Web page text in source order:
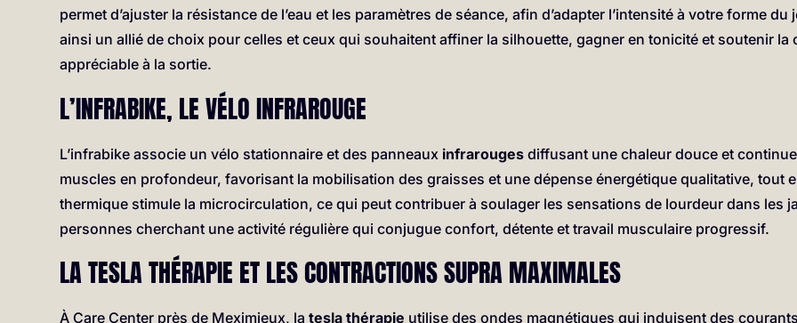
permet d’ajuster la résistance de l’eau et les paramètres de séance, afin d’adapter l’intensité à votre forme du
ainsi un allié de choix pour celles et ceux qui souhaitent affiner la silhouette, gagner en tonicité et soutenir
appréciable à la sortie.
L’INFRABIKE, LE VÉLO INFRAROUGE
L’infrabike associe un vélo stationnaire et des panneaux infrarouges diffusant une chaleur douce et
muscles en profondeur, favorisant la mobilisation des graisses et une dépense énergétique qualitative, tout
thermique stimule la microcirculation, ce qui peut contribuer à soulager les sensations de lourdeur dans les
personnes cherchant une activité régulière qui conjugue confort, détente et travail musculaire progressif.
LA TESLA THÉRAPIE ET LES CONTRACTIONS SUPRA MAXIMALES
À Care Center près de Meximieux, latesla thérapie utilise des ondes magnétiques qui induisent des